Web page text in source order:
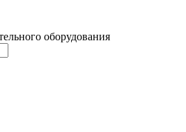
оборудования